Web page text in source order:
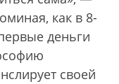
как в 8-
деньги
своей